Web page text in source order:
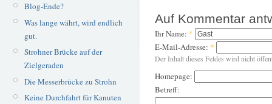
Blog-Ende?
Was lange währt, wird endlich
gut.
Strohner Brücke auf der
Zielgeraden
Die Messerbrücke zu Strohn
Keine Durchfahrt für Kanuten
Auf Kommentar
Ihr Name: *
E-Mail-Adresse: *
Der Inhalt dieses Feldes wird nicht
Homepage:
Betreff: